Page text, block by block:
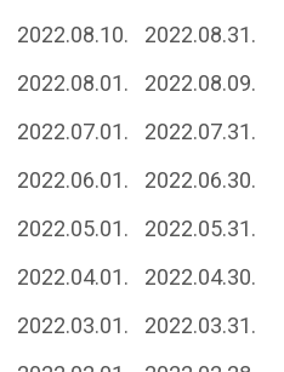
2022.08.10.
2022.08.31.
2022.08.01.
2022.08.09.
2022.07.01.
2022.07.31.
2022.06.01.
2022.06.30.
2022.05.01.
2022.05.31.
2022.04.01.
2022.04.30.
2022.03.01.
2022.03.31.